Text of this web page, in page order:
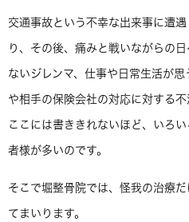
交通事故という不幸な出来事に遭
り、その後、痛みと戦いながらの
ないジレンマ、仕事や日常生活が
や相手の保険会社の対応に対する不
ここには書ききれないほど、いろ
者様が多いのです。
そこで堀整骨院では、怪我の治療
てまいります。